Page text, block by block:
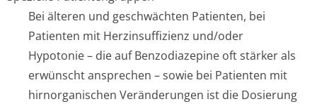
Bei älteren und geschwächten Patienten, bei
Patienten mit Herzinsuffizienz und/oder
Hypotonie – die auf Benzodiazepine oft stärker als
erwünscht ansprechen – sowie bei Patienten mit
hirnorganischen Veränderungen ist die Dosierung